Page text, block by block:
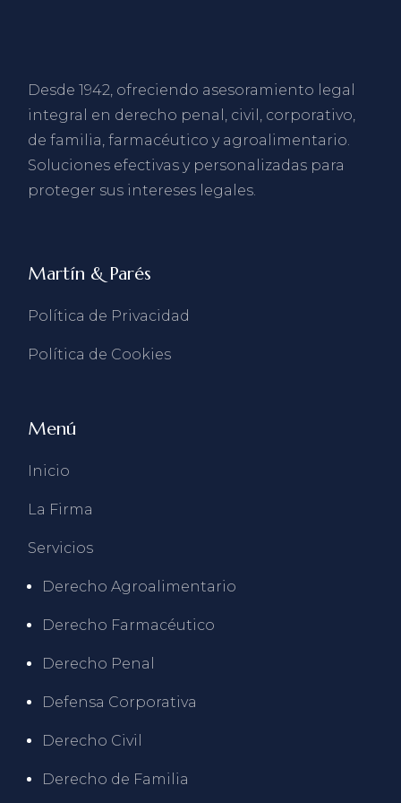
Desde 1942, ofreciendo asesoramiento legal
integral en derecho penal, civil, corporativo,
de familia, farmacéutico y agroalimentario.
Soluciones efectivas y personalizadas para
proteger sus intereses legales.
Martín & Parés
Política de Privacidad
Política de Cookies
Menú
Inicio
La Firma
Servicios
Derecho Agroalimentario
Derecho Farmacéutico
Derecho Penal
Defensa Corporativa
Derecho Civil
Derecho de Familia